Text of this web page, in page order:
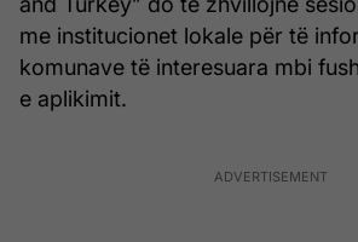
me institucionet lokale për të
komunave të interesuara mbi
e aplikimit.